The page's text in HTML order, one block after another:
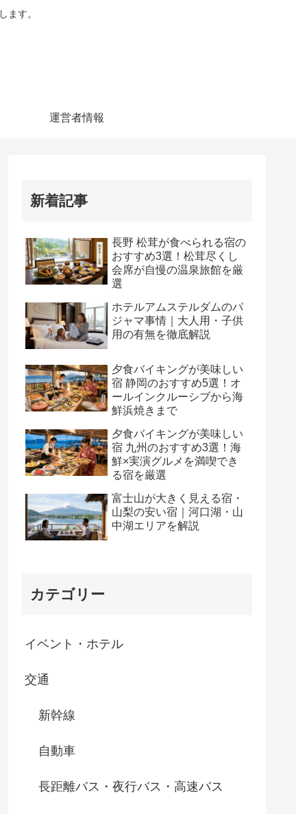
ます。
運営者情報
新着記事
長野 松茸が食べられる宿の
おすすめ3選！松茸尽くし
会席が自慢の温泉旅館を厳
選
ホテルアムステルダムのパ
ジャマ事情｜大人用・子供
用の有無を徹底解説
夕食バイキングが美味しい
宿 静岡のおすすめ5選！オ
ールインクルーシブから海
鮮浜焼きまで
夕食バイキングが美味しい
宿 九州のおすすめ3選！海
鮮×実演グルメを満喫でき
る宿を厳選
富士山が大きく見える宿・
山梨の安い宿｜河口湖・山
中湖エリアを解説
カテゴリー
イベント・ホテル
交通
新幹線
自動車
長距離バス・夜行バス・高速バス